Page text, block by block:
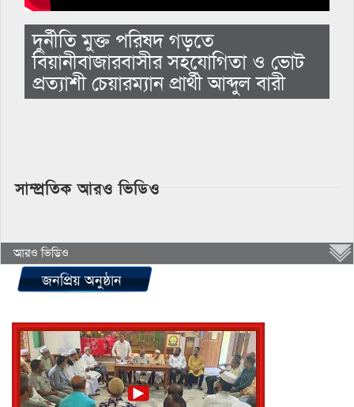
দুর্নীতি মুক্ত পরিষদ গড়তে
বিয়ানীবাজারবাসীর সহযোগিতা ও ভোট
প্রত্যাশী চেয়ারম্যান প্রার্থী আব্দুল বারী
সাম্প্রতিক আরও ভিডিও
আরও ভিডিও
জনপ্রিয় অনুষ্ঠান